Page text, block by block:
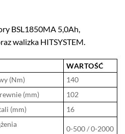
BSL1850MA 5,0Ah,
walizka HITSYSTEM.
WARTOŚĆ
(Nm)
140
(mm)
102
(mm)
16
0-500 / 0-2000